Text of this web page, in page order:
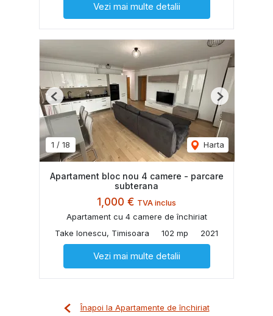
Vezi mai multe detalii
1 / 18 Harta
Previous Next
Apartament bloc nou 4 camere - parcare
subterana
1,000 € TVA inclus
Apartament cu 4 camere de închiriat
Take Ionescu, Timisoara
102 mp 2021
Vezi mai multe detalii
Înapoi la Apartamente de închiriat